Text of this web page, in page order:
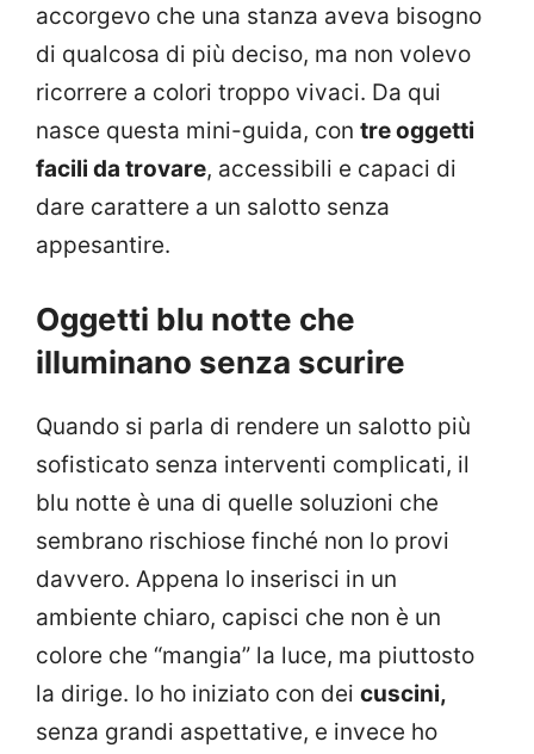
accorgevo che una stanza aveva bisogno
di qualcosa di più deciso, ma non volevo
ricorrere a colori troppo vivaci. Da qui
nasce questa mini-guida, con tre oggetti
facili da trovare, accessibili e capaci di
dare carattere a un salotto senza
appesantire.
Oggetti blu notte che
illuminano senza scurire
Quando si parla di rendere un salotto più
sofisticato senza interventi complicati, il
blu notte è una di quelle soluzioni che
sembrano rischiose finché non lo provi
davvero. Appena lo inserisci in un
ambiente chiaro, capisci che non è un
colore che “mangia” la luce, ma piuttosto
la dirige. Io ho iniziato con dei cuscini,
senza grandi aspettative, e invece ho